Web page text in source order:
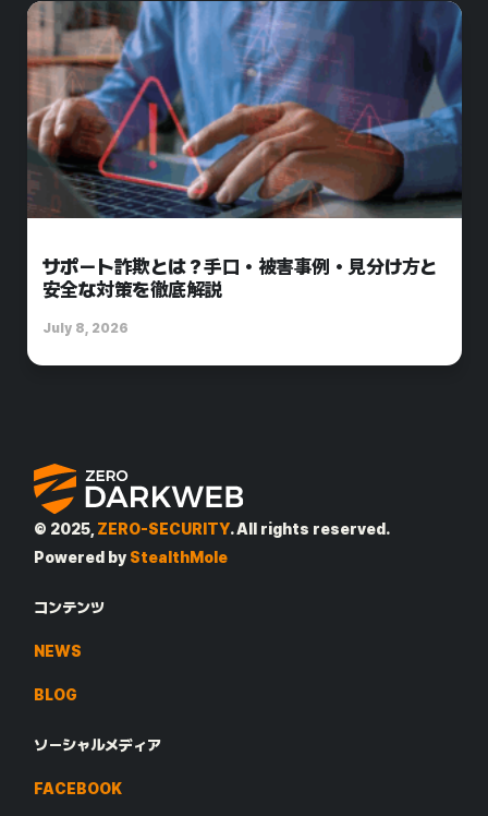
サポート詐欺とは？手口・被害事例・見分け方と
安全な対策を徹底解説
July 8, 2026
© 2025, ZERO-SECURITY. All rights reserved.
Powered by StealthMole
コンテンツ
NEWS
BLOG
ソーシャルメディア
FACEBOOK